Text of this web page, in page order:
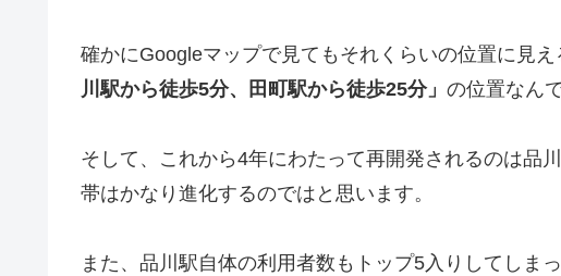
確かにGoogleマップで見てもそれくらいの位置に見え
川駅から徒歩5分、田町駅から徒歩25分」 の位置なん
そして、これから4年にわたって再開発されるのは品
帯はかなり進化するのではと思います。
また、品川駅自体の利用者数もトップ5入りしてしま